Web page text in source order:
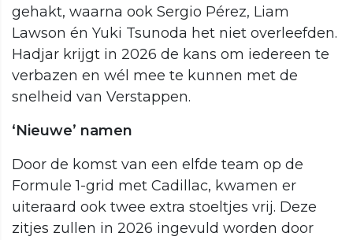
gehakt, waarna ook Sergio Pérez, Liam
Lawson én Yuki Tsunoda het niet overleefden.
Hadjar krijgt in 2026 de kans om iedereen te
verbazen en wél mee te kunnen met de
snelheid van Verstappen.
‘Nieuwe’ namen
Door de komst van een elfde team op de
Formule 1-grid met Cadillac, kwamen er
uiteraard ook twee extra stoeltjes vrij. Deze
zitjes zullen in 2026 ingevuld worden door